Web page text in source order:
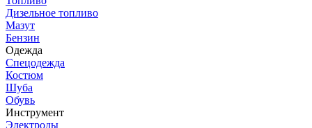
Дизельное топливо
Мазут
Бензин
Одежда
Спецодежда
Костюм
Шуба
Обувь
Инструмент
Электроды